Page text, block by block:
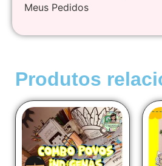
Meus Pedidos
Produtos